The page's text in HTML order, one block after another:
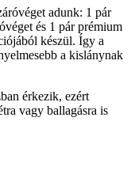
adunk: 1 pár
és 1 pár prémium
készül. Így a
a kislánynak
érkezik, ezért
vagy ballagásra is